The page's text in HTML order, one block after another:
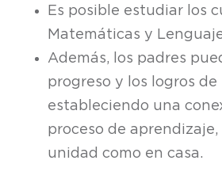
Es posible estudiar los
Matemáticas y
Además, los padres
progreso y los logros de
estableciendo una
proceso de
unidad como en casa.